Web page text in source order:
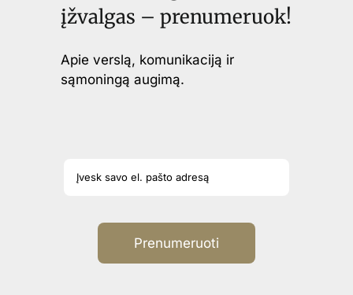
įžvalgas – prenumeruok!
Apie verslą, komunikaciją ir
sąmoningą augimą.
Prenumeruoti